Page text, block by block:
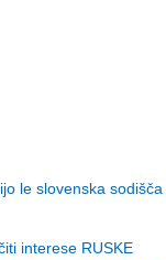
le slovenska
interese RUSKE